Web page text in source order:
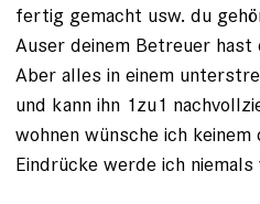
fertig gemacht usw. du
Auser deinem Betreuer hast
Aber alles in einem
und kann ihn 1zu1
wohnen wünsche ich
Eindrücke werde ich niemals